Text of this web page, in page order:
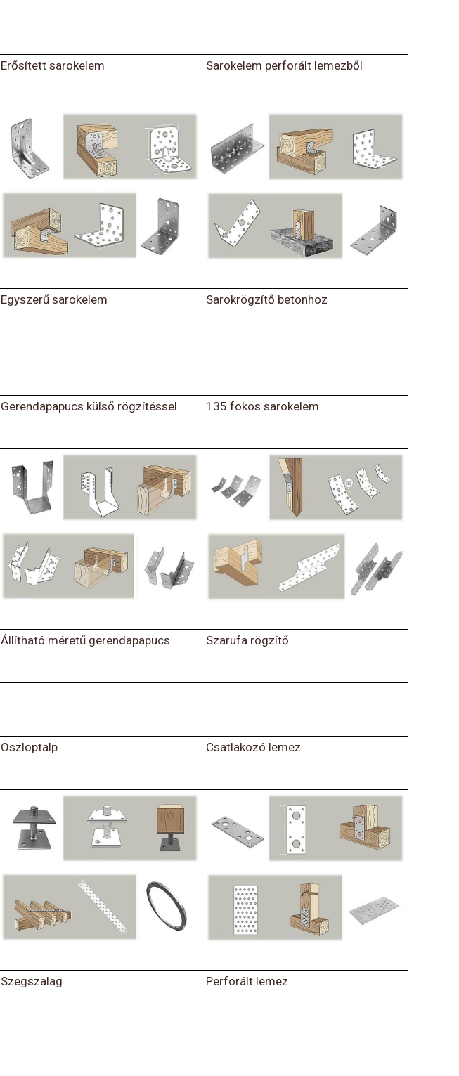
Erősített sarokelem Sarokelem perforált lemezből
Egyszerű sarokelem Sarokrögzítő betonhoz
Gerendapapucs külső rögzítéssel 135 fokos sarokelem
Állítható méretű gerendapapucs Szarufa rögzítő
Oszloptalp Csatlakozó lemez
Szegszalag Perforált lemez